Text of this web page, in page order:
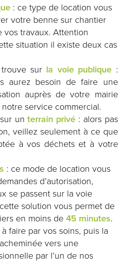
: ce type de location vous
votre benne sur chantier
vos travaux. Attention
situation il existe deux cas
sur la voie publique :
aurez besoin de faire une
auprès de votre mairie
service commercial.
un terrain privé : alors pas
veillez seulement à ce que
à vos déchets et à votre
: ce mode de location vous
d’autorisation,
se passent sur la voie
solution vous permet de
en moins de45 minutes.
faire par vos soins, puis la
vers une
par l’un de nos